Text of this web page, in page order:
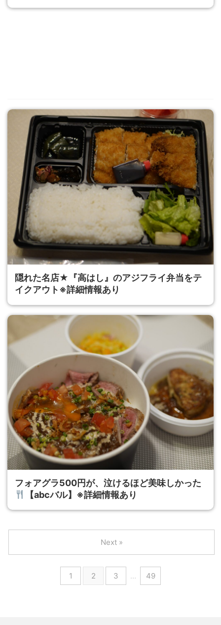
隠れた名店★『高はし』のアジフライ弁当をテ
イクアウト※詳細情報あり
フォアグラ500円が、泣けるほど美味しかった
【abcバル】※詳細情報あり
1 2 3 … 49
Next »